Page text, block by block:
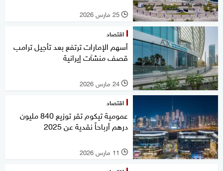
l 25 مارس 2026
اقتصاد
أسهم الإمارات ترتفع بعد تأجيل ترامب
قصف منشآت إيرانية
l 24 مارس 2026
اقتصاد
عمومية تيكوم تقر توزيع 840 مليون
درهم أرباحاً نقدية عن 2025
l 11 مارس 2026